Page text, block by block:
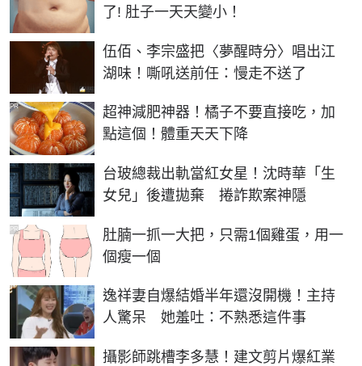
了! 肚子一天天變小！
伍佰、李宗盛把〈夢醒時分〉唱出江
湖味！嘶吼送前任：慢走不送了
超神減肥神器！橘子不要直接吃，加
點這個！體重天天下降
PR
台玻總裁出軌當紅女星！沈時華「生
女兒」後遭拋棄 捲詐欺案神隱
肚腩一抓一大把，只需1個雞蛋，用一
個瘦一個
PR
逸祥妻自爆結婚半年還沒開機！主持
人驚呆 她羞吐：不熟悉這件事
攝影師跳槽李多慧！建文剪片爆紅業